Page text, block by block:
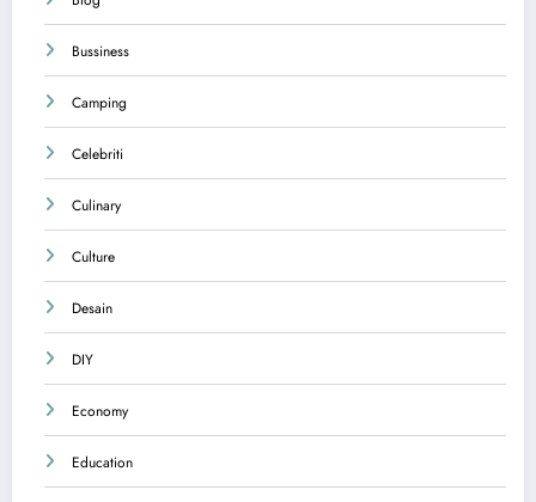
Bussiness
Camping
Celebriti
Culinary
Culture
Desain
DIY
Economy
Education